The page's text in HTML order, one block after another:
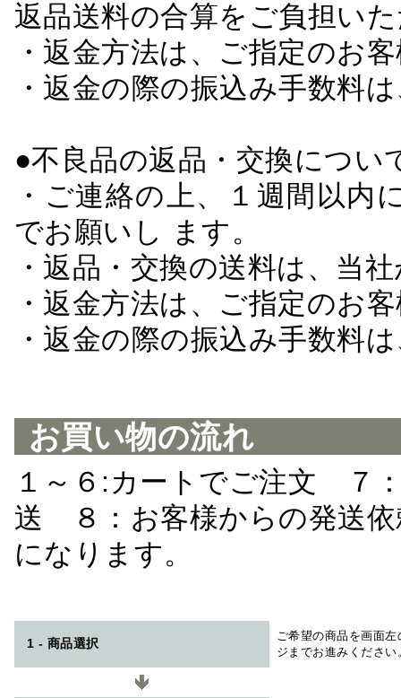
返品送料の合算をご負担い
・返金方法は、ご指定のお
・返金の際の振込み手数料
●不良品の返品・交換につい
・ご連絡の上、１週間以
でお願いし ます。
・返品・交換の送料は、当
・返金方法は、ご指定のお
・返金の際の振込み手数料
お買い物の流れ
１～６:カートでご注文 ７
送 ８：お客様からの発送
になります。
1 - 商品選択
ご希望の商品を画面
ジまでお進みください